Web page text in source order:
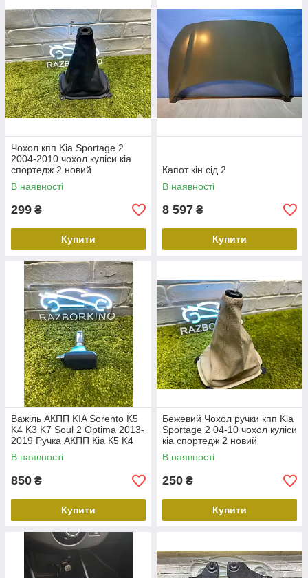
Чохол кпп Kia Sportage 2
2004-2010 чохол куліси кіа
спортедж 2 новий
В наявності
299 ₴
Купити
Капот кін сід 2
В наявності
8 597 ₴
Купити
Важіль АКПП KIA Sorento K5
K4 K3 K7 Soul 2 Optima 2013-
2019 Ручка АКПП Кіа К5 K4
K3 K7 Соул 2 Оптима
В наявності
850 ₴
Купити
Бежевий Чохол ручки кпп Kia
Sportage 2 04-10 чохол куліси
кіа спортедж 2 новий
В наявності
250 ₴
Купити